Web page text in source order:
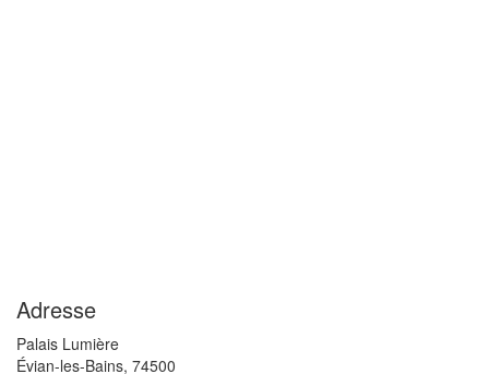
Adresse
Palais Lumière
Évian-les-Bains, 74500